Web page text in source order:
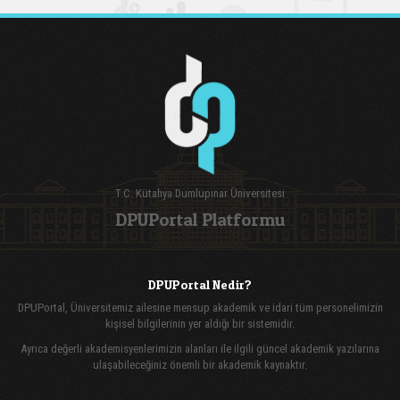
T.C. Kütahya Dumlupınar Üniversitesi
DPUPortal Platformu
DPUPortal Nedir?
DPUPortal, Üniversitemiz ailesine mensup akademik ve idari tüm personelimizin
kişisel bilgilerinin yer aldığı bir sistemidir.
Ayrıca değerli akademisyenlerimizin alanları ile ilgili güncel akademik yazılarına
ulaşabileceğiniz önemli bir akademik kaynaktır.